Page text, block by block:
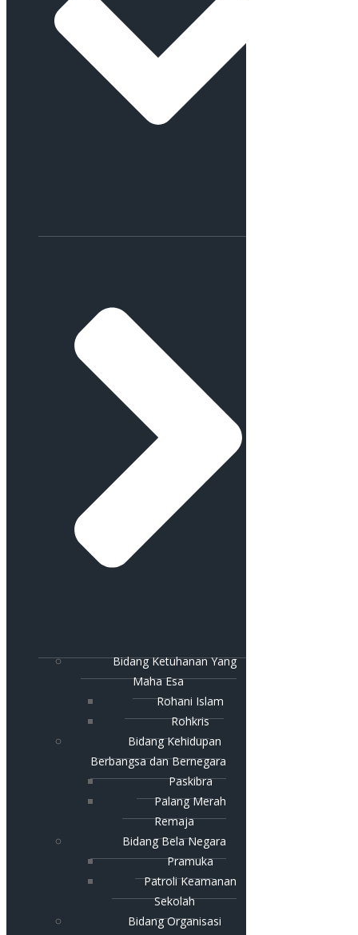
Bidang Ketuhanan Yang
Maha Esa
Rohani Islam
Rohkris
Bidang Kehidupan
Berbangsa dan Bernegara
Paskibra
Palang Merah
Remaja
Bidang Bela Negara
Pramuka
Patroli Keamanan
Sekolah
Bidang Organisasi